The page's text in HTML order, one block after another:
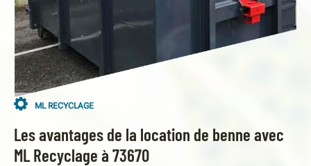
ML RECYCLAGE
Les avantages de la location de benne avec
ML Recyclage à 73670